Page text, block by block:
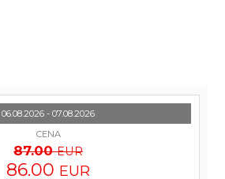
06.08.2026 - 07.08.2026
CENA
87.00 EUR
86.00 EUR